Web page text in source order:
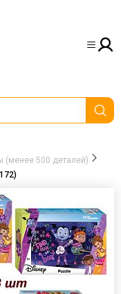
(менее 500 деталей)